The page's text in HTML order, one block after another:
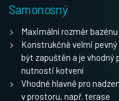
Samonosný
Maximální rozměr bazénu
Konstrukčně velmi
být zapuštěn a je vhodný
nutnosti kotvení
Vhodné hlavně pro
v prostoru, např. terase